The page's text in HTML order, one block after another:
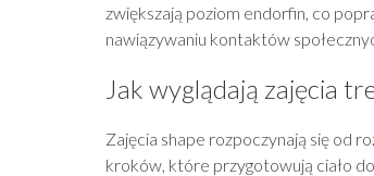
zwiększają poziom endorfin, co
nawiązywaniu kontaktów
Jak wyglądają zajęcia
Zajęcia shape rozpoczynają się od
kroków, które przygotowują ciało